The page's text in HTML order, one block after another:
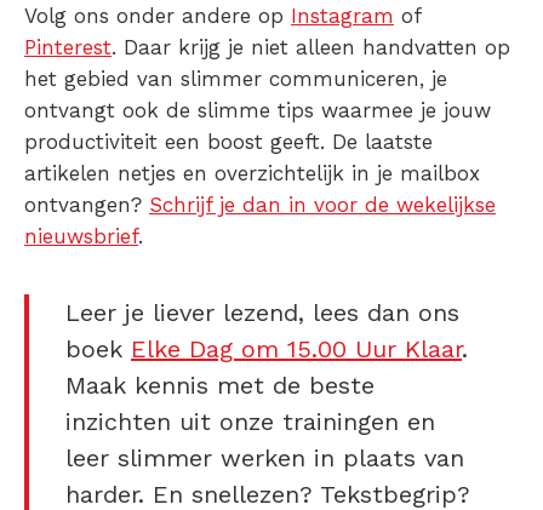
Volg ons onder andere op Instagram of
Pinterest. Daar krijg je niet alleen handvatten op
het gebied van slimmer communiceren, je
ontvangt ook de slimme tips waarmee je jouw
productiviteit een boost geeft. De laatste
artikelen netjes en overzichtelijk in je mailbox
ontvangen? Schrijf je dan in voor de wekelijkse
nieuwsbrief.
Leer je liever lezend, lees dan ons
boek Elke Dag om 15.00 Uur Klaar.
Maak kennis met de beste
inzichten uit onze trainingen en
leer slimmer werken in plaats van
harder. En snellezen? Tekstbegrip?